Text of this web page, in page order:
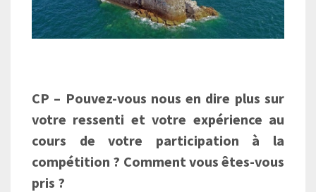
CP – Pouvez-vous nous en dire plus sur
votre ressenti et votre expérience au
cours de votre participation à la
compétition ? Comment vous êtes-vous
pris ?